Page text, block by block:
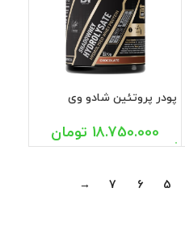
پودر پروتئین شادو وی
دوریان یتس 2270 گرم
18.750.000 تومان
5
6
7
→